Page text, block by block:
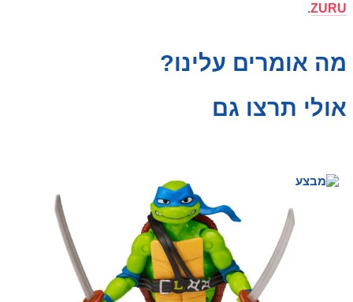
ZURU
.
מה אומרים עלינו?
אולי תרצו גם